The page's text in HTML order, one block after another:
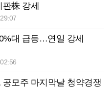
판株 강세
대 급등…연일 강세
공모주 마지막날 청약경쟁